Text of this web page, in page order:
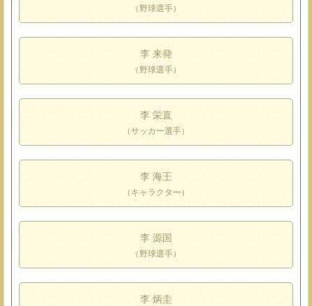
（野球選手）
李 来発
（野球選手）
李 栄直
（サッカー選手）
李 海王
（キャラクター）
李 源国
（野球選手）
李 炳圭